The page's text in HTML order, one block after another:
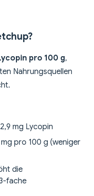
pro 100 g,
Nahrungsquellen
mg Lycopin
pro 100 g (weniger
die
fache